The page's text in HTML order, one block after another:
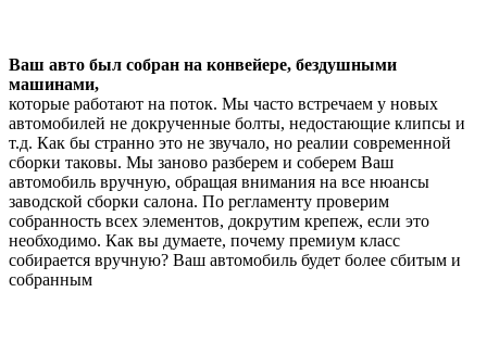
Ваш авто был собран на конвейере, бездушными
машинами,
которые работают на поток. Мы часто встречаем у новых
автомобилей не докрученные болты, недостающие клипсы и
т.д. Как бы странно это не звучало, но реалии современной
сборки таковы. Мы заново разберем и соберем Ваш
автомобиль вручную, обращая внимания на все нюансы
заводской сборки салона. По регламенту проверим
собранность всех элементов, докрутим крепеж, если это
необходимо. Как вы думаете, почему премиум класс
собирается вручную? Ваш автомобиль будет более сбитым и
собранным